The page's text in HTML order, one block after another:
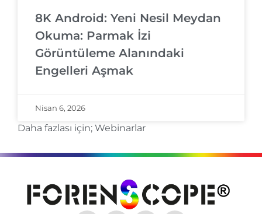
8K Android: Yeni Nesil Meydan
Okuma: Parmak İzi
Görüntüleme Alanındaki
Engelleri Aşmak
Nisan 6, 2026
Daha fazlası için; Webinarlar